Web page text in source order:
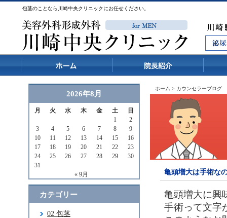
包茎のことなら川崎中央クリニックにお任せください。
2026年8月
月 火 水 木 金 土
日
1
2
3
4 5 6 7 8
9
10
11 12 13 14 15
16
17
18 19 20 21 22
23
24
25 26 27 28 29
30
31
« 9月
カテゴリー
02 包茎
ホーム > カウンセラーブログ
亀頭増大は手術な
亀頭増大に興
手術って文字